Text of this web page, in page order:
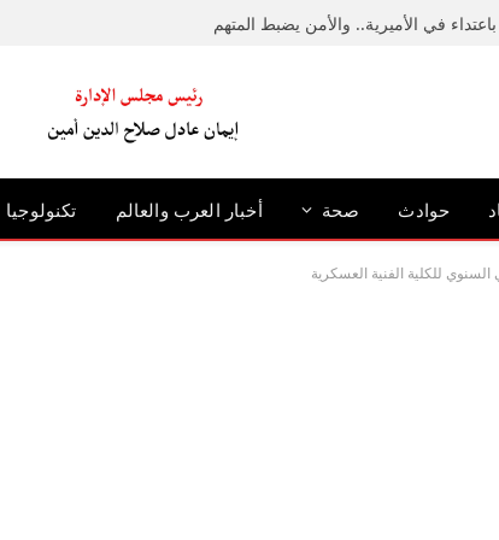
في الأميرية.. والأمن يضبط المتهم
حوادث صحة أخبار العرب والعالم تكنولوجيا
السنوي للكلية الفنية العسكرية